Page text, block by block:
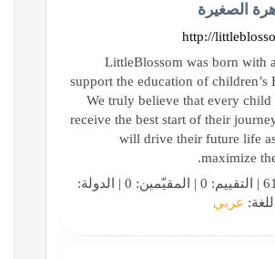
الصغيرة
http://
LittleBlossom was born with
support the education of children’s
We truly believe that every child
receive the best start of their
will drive their future life
maximize
عربي